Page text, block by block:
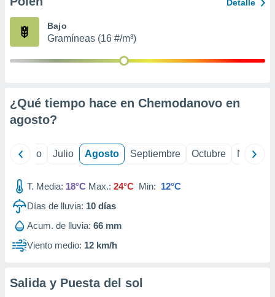
publicidad
1199
Detalle
Bajo
Gramíneas (16 #/m³)
¿Qué tiempo hace en Chemodanovo en
agosto?
Junio Julio Agosto Septiembre Octubre
T. Media: 18°C Max.: 24°C Min: 12°C
Días de lluvia: 10 días
Acum. de lluvia: 66 mm
Viento medio: 12 km/h
Salida y Puesta del sol